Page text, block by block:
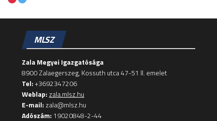
MLSZ
Zala Megyei Igazgatósága
8900 Zalaegerszeg, Kossuth utca 47-51 II. emelet
Tel:+3692347206
Weblap: zala.mlsz.hu
E-mail: zala@mlsz.hu
Adószám: 19020848-2-44